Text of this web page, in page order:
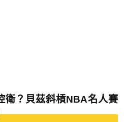
衛？貝茲斜槓NBA名人賽